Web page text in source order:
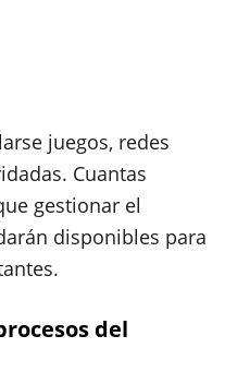
juegos, redes
Cuantas
gestionar el
disponibles para
del